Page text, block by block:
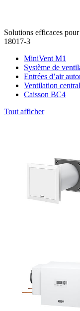
Solutions efficaces
18017-3
MiniVent M1
Système de
Entrées d’air
Ventilation
Caisson BC4
Tout afficher